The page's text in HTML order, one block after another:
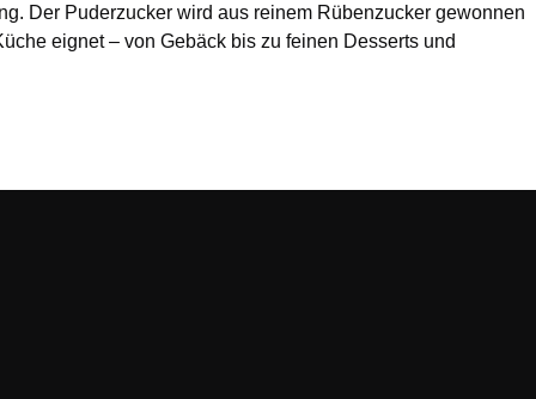
Der Puderzucker wird aus reinem Rübenzucker gewonnen
eignet – von Gebäck bis zu feinen Desserts und